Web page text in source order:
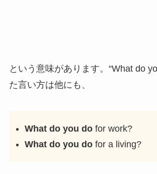
という意味があります。“What do
た言い方は他にも、
What do you do for work?
What do you do for a living?